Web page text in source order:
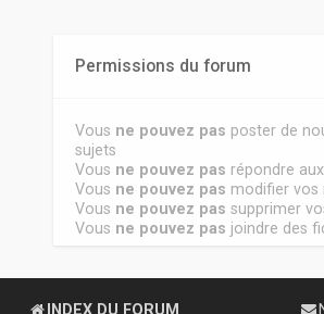
Permissions du forum
Vous ne pouvez pas poster de
sujets
Vous ne pouvez pas répondre
Vous ne pouvez pas modifier vos
Vous ne pouvez pas supprimer
Vous ne pouvez pas joindre des
INDEX DU FORUM